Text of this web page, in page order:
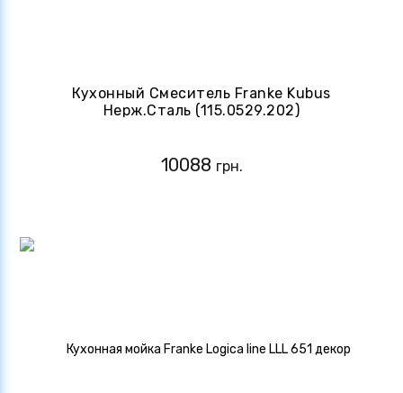
Кухонный Смеситель Franke Kubus
Нерж.сталь (115.0529.202)
10088 грн.